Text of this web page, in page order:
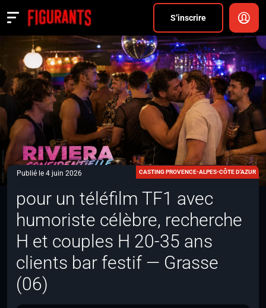
S’inscrire
Actualités
ANNONCER
FAQ
S’inscrire
CONNEXION
Publié le 4 juin 2026 CASTING PROVENCE-ALPES-CÔTE D'AZUR
pour un téléfilm TF1 avec
humoriste célèbre, recherche
H et couples H 20-35 ans
clients bar festif — Grasse
(06)